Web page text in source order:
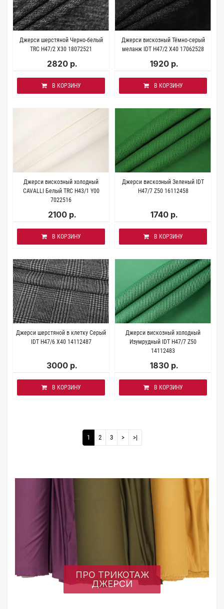
Джерси шерстяной Черно-белый
TRC H47/2 X30 18072521
2820 р.
В КОРЗИНУ
Джерси вискозный Тёмно-серый
меланж IDT Н47/2 X40 17062528
1920 р.
В КОРЗИНУ
Джерси вискозный холодный
CAVALLI Белый TRC H43/1 Y00
7022516
2100 р.
В КОРЗИНУ
Джерси вискозный Зеленый IDT
H47/7 Z50 16112458
1740 р.
В КОРЗИНУ
Джерси шерстяной в клетку Серый
IDT H47/6 X40 14112487
3000 р.
В КОРЗИНУ
Джерси вискозный холодный
Изумрудный IDT H47/7 Z50
14112483
1830 р.
В КОРЗИНУ
1 2 3 > >|
ПРО ТРИКОТАЖ
ДЖЕРСИ